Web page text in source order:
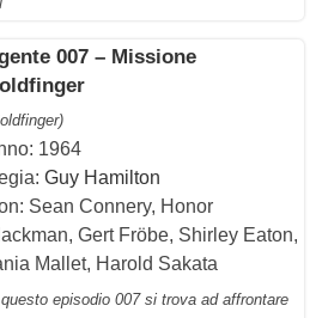
007 – Missione
1964
Guy Hamilton
Sean Connery, Honor
Gert Fröbe, Shirley Eaton,
Mallet, Harold Sakata
episodio 007 si trova ad affrontare